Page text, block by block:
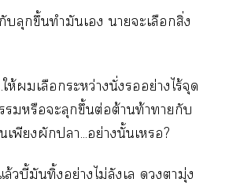
บลุกขึ้นทำมันเ าะเลือกสิ่ง
เลือกระหว่างนั่งอย่างไร้จุด
หรือะลุกขึ้นต่อต้านท้าากับ
พียงผักา...อย่างนั้นเ?
วบี้มันทิ้งอย่างไม่ลังเล ตามุ่ง